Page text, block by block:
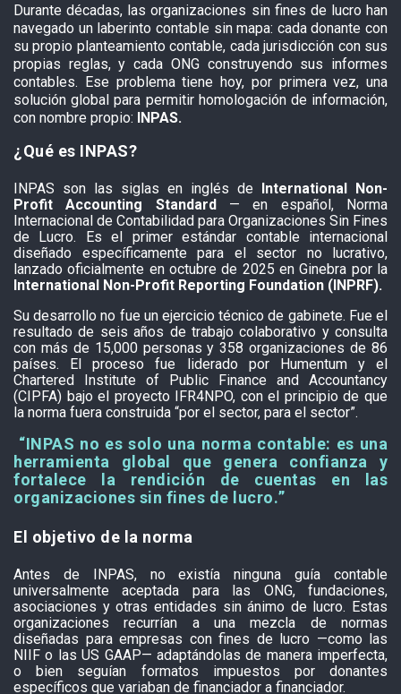
Durante décadas, las organizaciones sin fines de lucro han
navegado un laberinto contable sin mapa: cada donante con
su propio planteamiento contable, cada jurisdicción con sus
propias reglas, y cada ONG construyendo sus informes
contables. Ese problema tiene hoy, por primera vez, una
solución global para permitir homologación de información,
con nombre propio: INPAS.
¿Qué es INPAS?
INPAS son las siglas en inglés de
International Non-
Profit Accounting Standard — en español, Norma
Internacional de Contabilidad para Organizaciones Sin Fines
de Lucro. Es el primer estándar contable internacional
diseñado específicamente para el sector no lucrativo,
lanzado oficialmente en octubre de 2025 en Ginebra por la
International Non-Profit Reporting Foundation (INPRF).
Su desarrollo no fue un ejercicio técnico de gabinete. Fue el
resultado de seis años de trabajo colaborativo y consulta
con más de 15,000 personas y 358 organizaciones de 86
países. El proceso fue liderado por Humentum y el
Chartered Institute of Public Finance and Accountancy
(CIPFA) bajo el proyecto IFR4NPO, con el principio de que
la norma fuera construida “por el sector, para el sector”.
“INPAS no es solo una norma contable: es una
herramienta global que genera confianza y
fortalece la rendición de cuentas en las
organizaciones sin fines de lucro.”
El objetivo de la norma
Antes de INPAS, no existía ninguna guía contable
universalmente aceptada para las ONG, fundaciones,
asociaciones y otras entidades sin ánimo de lucro. Estas
organizaciones recurrían a una mezcla de normas
diseñadas para empresas con fines de lucro —como las
NIIF o las US GAAP— adaptándolas de manera imperfecta,
o bien seguían formatos impuestos por donantes
específicos que variaban de financiador a financiador.